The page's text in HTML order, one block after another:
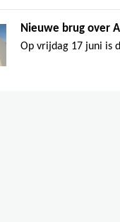
Nieuwe brug over
Op vrijdag 17 juni is